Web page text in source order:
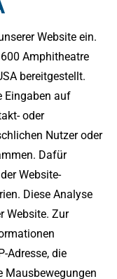
Website ein.
Amphitheatre
bereitgestellt.
Eingaben auf
oder
Nutzer oder
Dafür
Website-
Diese Analyse
Website. Zur
Adresse, die
Mausbewegungen